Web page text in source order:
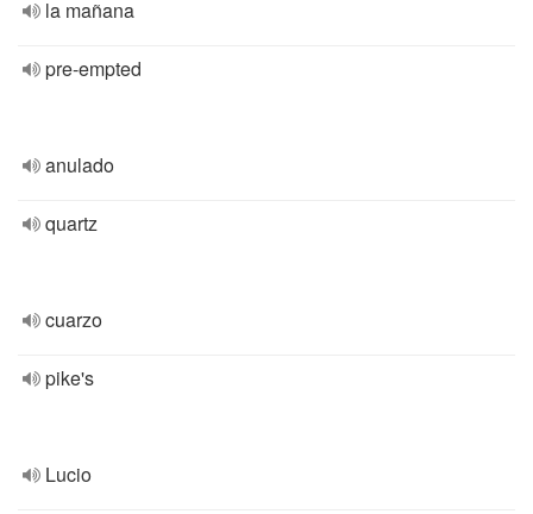
la mañana
pre-empted
anulado
quartz
cuarzo
pike's
Lucio